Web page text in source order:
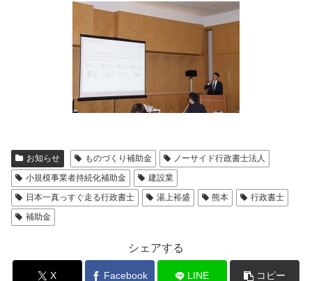
お知らせ ものづくり補助金
ノーサイド行政書士法人
小規模事業者持続化補助金
建設業
日本一真っすぐ走る行政書士
湯上裕盛 熊本
行政書士
補助金
シェアする
X Facebook LINE コピー